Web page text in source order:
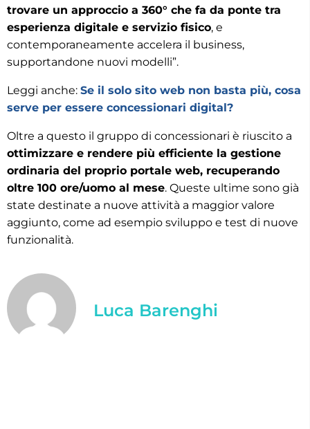
trovare un approccio a 360° che fa da ponte tra
esperienza digitale e servizio fisico, e
contemporaneamente accelera il business,
supportandone nuovi modelli”.
Leggi anche: Se il solo sito web non basta più, cosa
serve per essere concessionari digital?
Oltre a questo il gruppo di concessionari è riuscito a
ottimizzare e rendere più efficiente la gestione
ordinaria del proprio portale web, recuperando
oltre 100 ore/uomo al mese. Queste ultime sono già
state destinate a nuove attività a maggior valore
aggiunto, come ad esempio sviluppo e test di nuove
funzionalità.
Luca Barenghi